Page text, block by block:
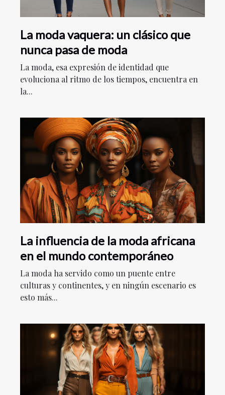
La moda vaquera: un clásico que
nunca pasa de moda
La moda, esa expresión de identidad que
evoluciona al ritmo de los tiempos, encuentra en
la...
La influencia de la moda africana
en el mundo contemporáneo
La moda ha servido como un puente entre
culturas y continentes, y en ningún escenario es
esto más...